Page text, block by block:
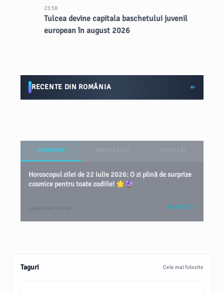
23:58
Tulcea devine capitala baschetului juvenil
european în august 2026
RECENTE DIN ROMÂNIA
HOROSCOP
Horoscopul zilei de 22 iulie 2026: O zi plină de surprize
cosmice pentru toate zodiile! 🌟🔮
2 săptămâni în urmă VEZI TOT
Taguri Cele mai folosite